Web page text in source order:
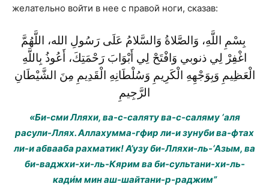
желательно войти в нее с правой ноги, сказав:
بِسْمِ اللَّهِ، وَالصَّلاةُ وَالسَّلامُ عَلَى رَسُولِ الله، اللَّهُمَّ
اغْفِرْ لِي ذنوبي وَافْتَحْ لِي أَبْوَابَ رَحْمَتِكَ، أَعُوذُ بِاللَّهِ
الْعَظِيمِ وَبِوَجْهِهِ الْكَرِيمِ وَسُلْطَانِهِ الْقَدِيمِ مِنَ الشَّيْطَانِ
الرَّجِيمِ
«Би-сми Лляхи, ва-с-саляту ва-с-саляму ‘аля
расули-Ллях. Аллахумма-гфир ли-и зунуби ва-фтах
ли-и абвааба рахматик! А’узу би-Лляхи-ль-‘Азым, ва
би-ваджхи-хи-ль-Кярим ва би-сультани-хи-ль-
кади́м мин аш-шайтани-р-раджим”